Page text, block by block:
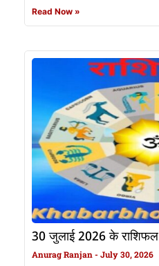
Read Now »
30 जुलाई 2026 के राशिफल
Anurag Ranjan July 30, 2026